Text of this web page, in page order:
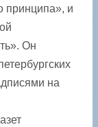
принципа», и
Он
на